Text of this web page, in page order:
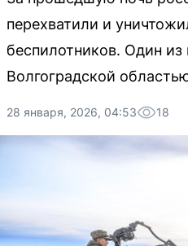
перехватили и
беспилотников. Один
Волгоградской
28 января, 2026, 04:53 18